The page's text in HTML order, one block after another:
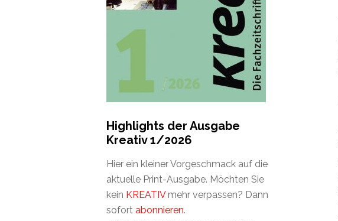
Highlights der Ausgabe
Kreativ 1/2026
Hier ein kleiner Vorgeschmack auf die
aktuelle Print-Ausgabe. Möchten Sie
kein KREATIVmehr verpassen? Dann
sofort abonnieren.